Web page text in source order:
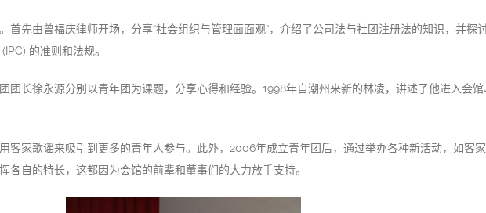
首先由曾福庆律师开场，分享“社会组织与管理面面观”，介绍了公司法与社团注册法的知识，并探
的准则和法规。
团长徐永源分别以青年团为课题，分享心得和经验。1998年自潮州来新的林凌，讲述了他进入会
客家歌谣来吸引到更多的青年人参与。此外，2006年成立青年团后，通过举办各种新活动，如客
自的特长，这都因为会馆的前辈和董事们的大力放手支持。